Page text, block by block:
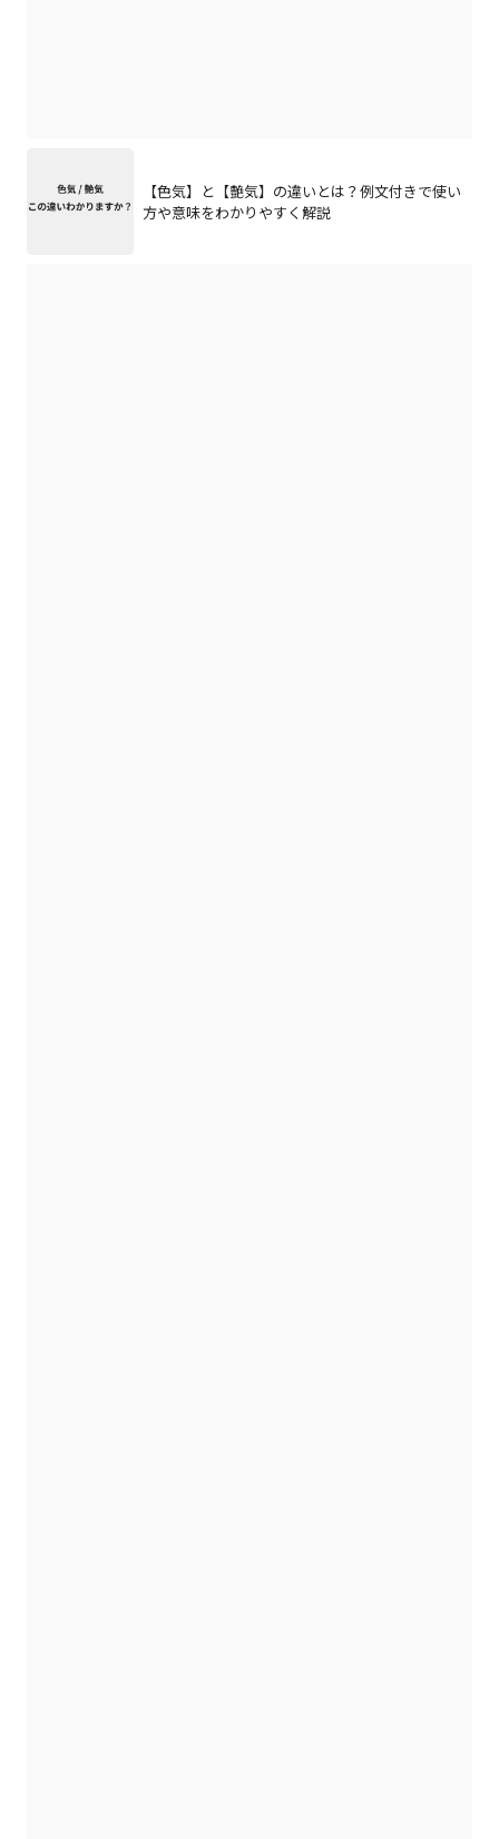
【色気】と【艶気】の違いとは？例文付きで使い
方や意味をわかりやすく解説